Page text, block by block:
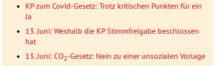
KP zum Covid-Gesetz: Trotz kritischen Punkten für ein
Ja
13. Juni: Weshalb die KP Stimmfreigabe beschlossen
hat
13. Juni: CO2-Gesetz: Nein zu einer unsozialen Vorlage